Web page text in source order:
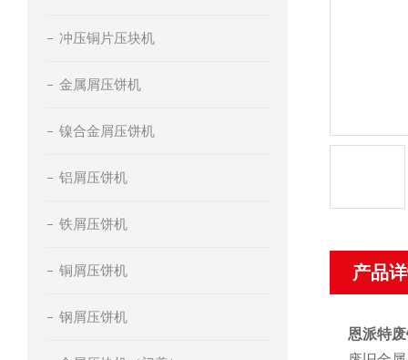
冲压铜片压块机
金属屑压饼机
镍合金屑压饼机
铝屑压饼机
铁屑压饼机
铜屑压饼机
钢屑压饼机
产品
恩派特